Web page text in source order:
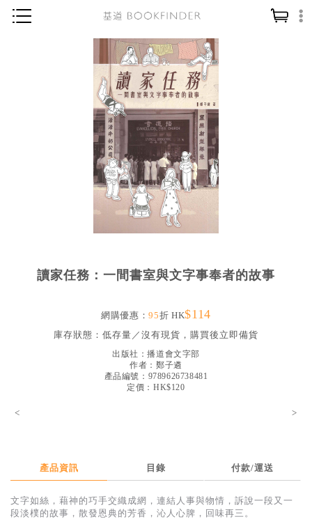
讀經／研經
信仰入門
教會歷史
靈修／禱告
社會／倫理
得獎作品推介
暢銷榜
讀家任務：一間書室與文字事奉者的故事
網購優惠：95折 HK$114
庫存狀態： 低存量／沒有現貨，購買後立即備貨
出版社：播道會文字部
作者： 鄭子遴
產品編號：9789626738481
定價：HK$120
< >
產品資訊 目錄 付款/運送
文字如絲，藉神的巧手交織成網，連結人事與物情，訴說一段又一
段淡樸的故事，散發恩典的芳香，沁人心脾，回味再三。